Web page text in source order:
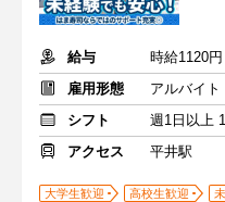
給与
時給1120
雇用形態
アルバイト
シフト
週1日以上
アクセス
平井駅
大学生歓迎 高校生歓迎